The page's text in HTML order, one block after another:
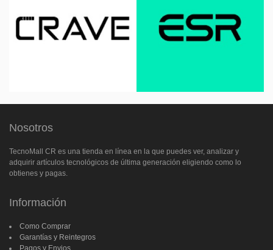
Nosotros
TecnoMall CR es una tienda en línea en la que puedes ver, analizar y
adquirir artículos tecnológicos de última generación eligiendo como lo
obtienes y pagas.
Información
Como Comprar
Garantías y Reintegros
Pagos y Envios